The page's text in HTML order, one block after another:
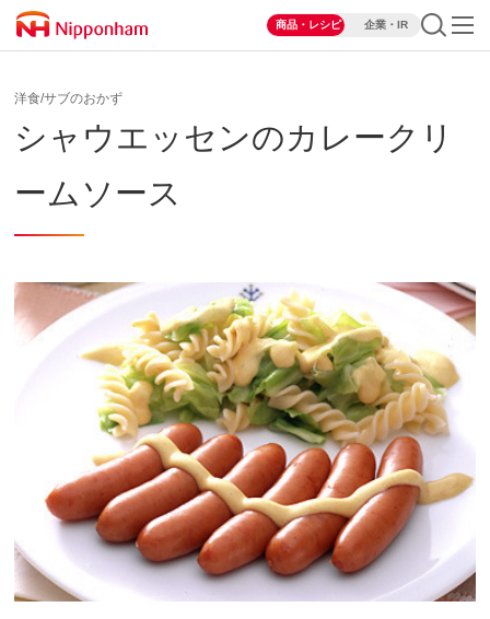
商品・レシピ 企業・IR
洋食/サブのおかず
シャウエッセンのカレークリ
ームソース